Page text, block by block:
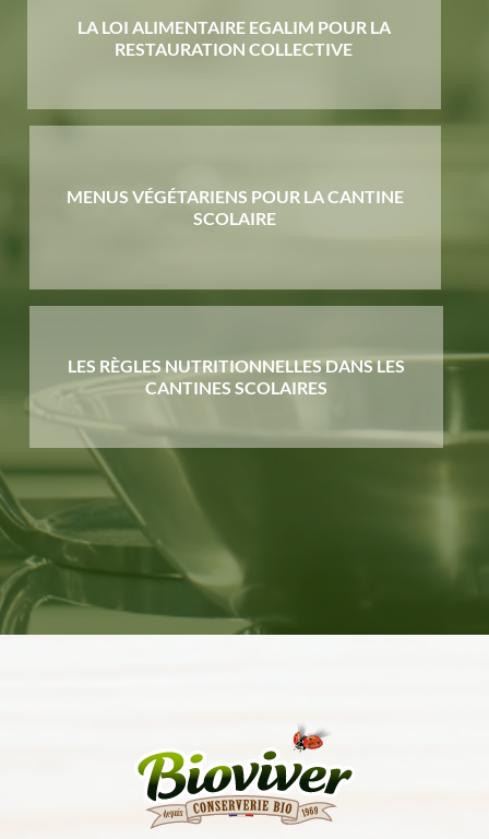
LA LOI ALIMENTAIRE EGALIM POUR LA
RESTAURATION COLLECTIVE
MENUS VÉGÉTARIENS POUR LA CANTINE
SCOLAIRE
LES RÈGLES NUTRITIONNELLES DANS LES
CANTINES SCOLAIRES